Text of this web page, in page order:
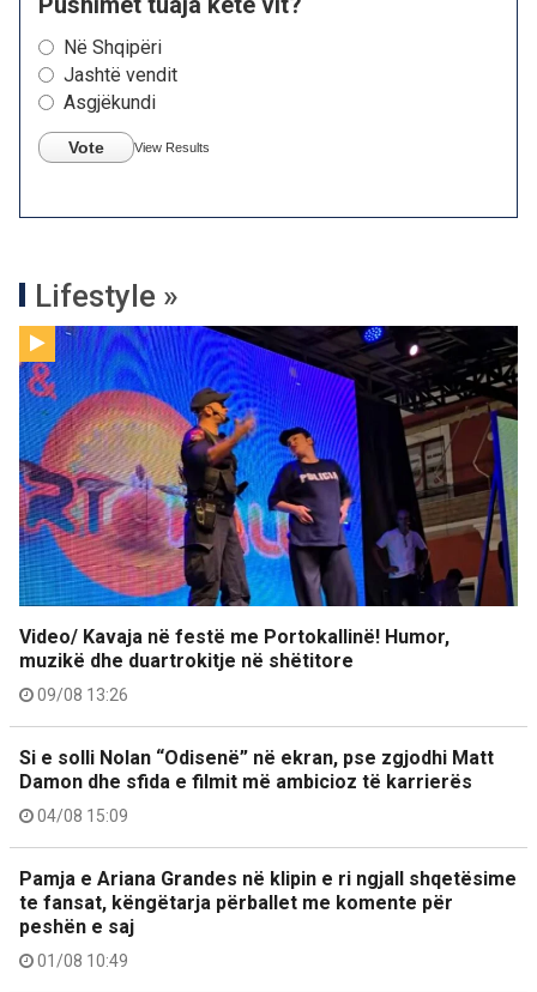
Në Shqipëri
Jashtë vendit
Asgjëkundi
Vote View Results
Lifestyle »
Video/ Kavaja në festë me Portokallinë! Humor,
muzikë dhe duartrokitje në shëtitore
09/08 13:26
Si e solli Nolan “Odisenë” në ekran, pse zgjodhi Matt
Damon dhe sfida e filmit më ambicioz të karrierës
04/08 15:09
Pamja e Ariana Grandes në klipin e ri ngjall shqetësime
te fansat, këngëtarja përballet me komente për
peshën e saj
01/08 10:49